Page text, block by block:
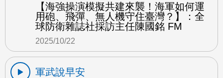
【海強操演模擬共建來襲！海軍如何運
用砲、飛彈、無人機守住臺灣？】：全
球防衛雜誌社採訪主任陳國銘 FM
2025/10/22
軍武說早安